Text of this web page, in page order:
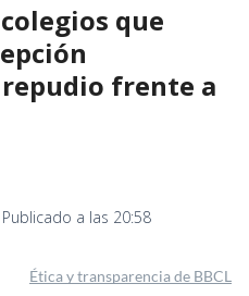
que
frente a
a las 20:58
Ética y transparencia de BBCL